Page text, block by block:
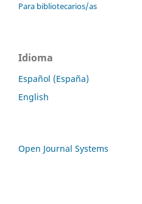
Para bibliotecarios/as
Idioma
Español (España)
English
Open Journal Systems